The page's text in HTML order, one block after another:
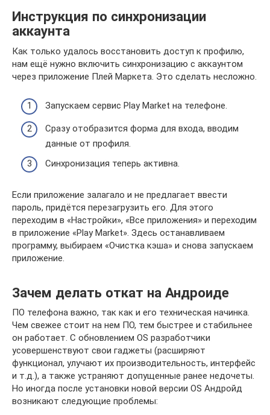
Инструкция по синхронизации
аккаунта
Как только удалось восстановить доступ к профилю,
нам ещё нужно включить синхронизацию с аккаунтом
через приложение Плей Маркета. Это сделать несложно.
Запускаем сервис Play Market на телефоне.
Сразу отобразится форма для входа, вводим
данные от профиля.
Синхронизация теперь активна.
Если приложение залагало и не предлагает ввести
пароль, придётся перезагрузить его. Для этого
переходим в «Настройки», «Все приложения» и переходим
в приложение «Play Market». Здесь останавливаем
программу, выбираем «Очистка кэша» и снова запускаем
приложение.
Зачем делать откат на Андроиде
ПО телефона важно, так как и его техническая начинка.
Чем свежее стоит на нем ПО, тем быстрее и стабильнее
он работает. С обновлением OS разработчики
усовершенствуют свои гаджеты (расширяют
функционал, улучают их производительность, интерфейс
и т.д.), а также устраняют допущенные ранее недочеты.
Но иногда после установки новой версии OS Андройд
возникают следующие проблемы: